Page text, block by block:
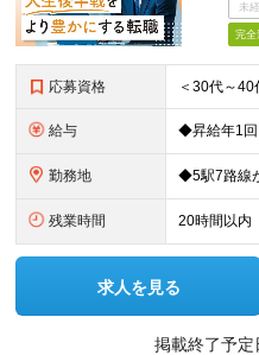
未
完全
応募資格
給与
勤務地
残業時間 20時間以内
求人を見る
掲載終了予定